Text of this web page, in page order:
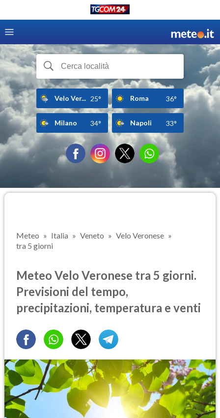
Velo Ver... 25° Roma 36°
Milano 34° Napoli 33°
Meteo Italia Veneto
Velo Veronese
tra 5 giorni
Meteo Velo Veronese tra 5 giorni.
Previsioni del tempo,
precipitazioni, temperatura e venti